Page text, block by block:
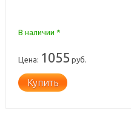
В наличии *
Цена: 1055 руб.
Купить